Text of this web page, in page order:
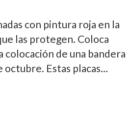
con pintura roja en la
las protegen. Coloca
colocación de una bandera
octubre. Estas placas…